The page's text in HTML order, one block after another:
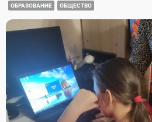
ОБРАЗОВАНИЕ ОБЩЕСТВО